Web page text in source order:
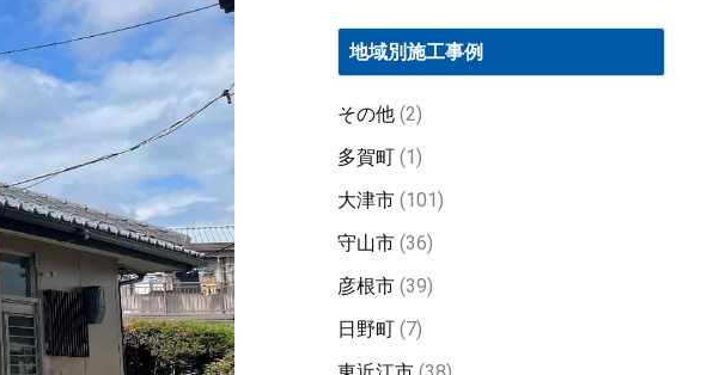
地域別施工事例
その他 (2)
多賀町 (1)
大津市 (101)
守山市 (36)
彦根市 (39)
日野町 (7)